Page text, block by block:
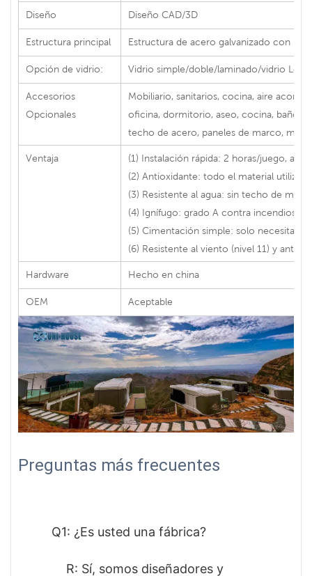
Diseño Diseño CAD/3D
Estructura principal Estructura de acero galvanizado con
Opción de vidrio: Vidrio simple/doble/laminado/vidrio
Accesorios
Opcionales
Mobiliario, sanitarios, cocina, aire
oficina, dormitorio, aseo, cocina, baño,
techo de acero, paneles de marco,
Ventaja
(1) Instalación rápida: 2 horas/juego,
(2) Antioxidante: todo el material utiliza
(3) Resistente al agua: sin techo de
(4) Ignífugo: grado A contra incendios
(5) Cimentación simple: solo necesita
(6) Resistente al viento (nivel 11) y
Hardware Hecho en china
OEM Aceptable
Preguntas más frecuentes
Q1: ¿Es usted una fábrica?